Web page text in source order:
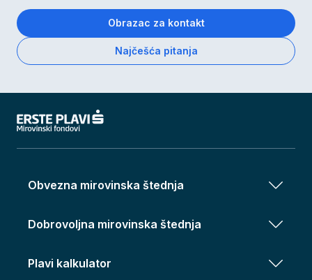
Obrazac za kontakt
Najčešća pitanja
Obvezna mirovinska štednja
Dobrovoljna mirovinska štednja
Plavi kalkulator